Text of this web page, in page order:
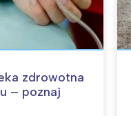
zdrowotna
– poznaj